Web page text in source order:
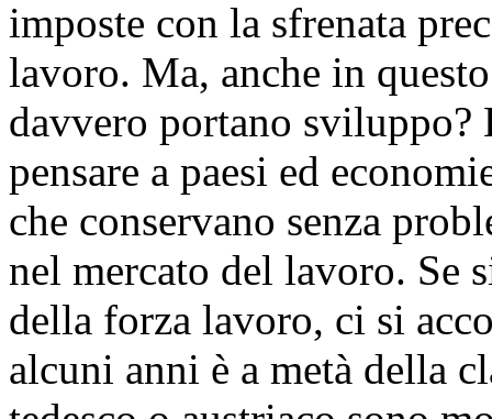
imposte con la sfrenata
lavoro. Ma, anche in
davvero portano sviluppo?
pensare a paesi ed
che conservano senza
nel mercato del lavoro. Se
della forza lavoro, ci si
alcuni anni è a metà della